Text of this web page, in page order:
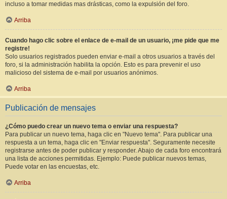
incluso a tomar medidas mas drásticas, como la expulsión del foro.
Arriba
Cuando hago clic sobre el enlace de e-mail de un usuario, ¡me pide que me
registre!
Solo usuarios registrados pueden enviar e-mail a otros usuarios a través del
foro, si la administración habilita la opción. Esto es para prevenir el uso
malicioso del sistema de e-mail por usuarios anónimos.
Arriba
Publicación de mensajes
¿Cómo puedo crear un nuevo tema o enviar una respuesta?
Para publicar un nuevo tema, haga clic en "Nuevo tema". Para publicar una
respuesta a un tema, haga clic en "Enviar respuesta". Seguramente necesite
registrarse antes de poder publicar y responder. Abajo de cada foro encontrará
una lista de acciones permitidas. Ejemplo: Puede publicar nuevos temas,
Puede votar en las encuestas, etc.
Arriba